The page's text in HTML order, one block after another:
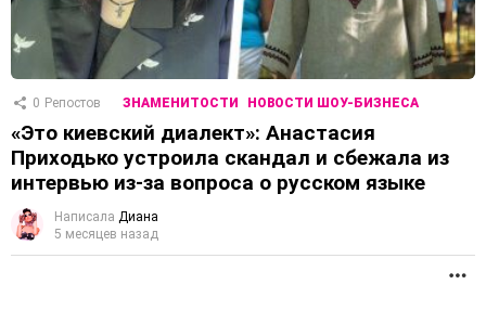
0 Репостов ЗНАМЕНИТОСТИ НОВОСТИ ШОУ-БИЗНЕСА
«Это киевский диалект»: Анастасия
Приходько устроила скандал и сбежала из
интервью из-за вопроса о русском языке
Написала Диана
5 месяцев назад